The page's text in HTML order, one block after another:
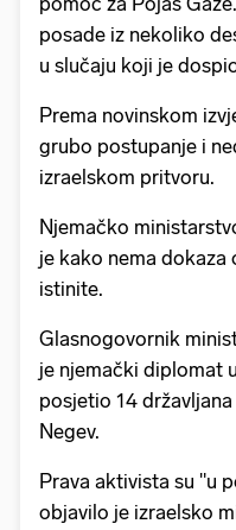
posade iz nekoliko
u slučaju koji je
Prema novinskom
grubo postupanje i
izraelskom pritvoru.
Njemačko
je kako nema
istinite.
Glasnogovornik
je njemački diplomat
posjetio 14
Negev.
Prava aktivista su "u
objavilo je izraelsko